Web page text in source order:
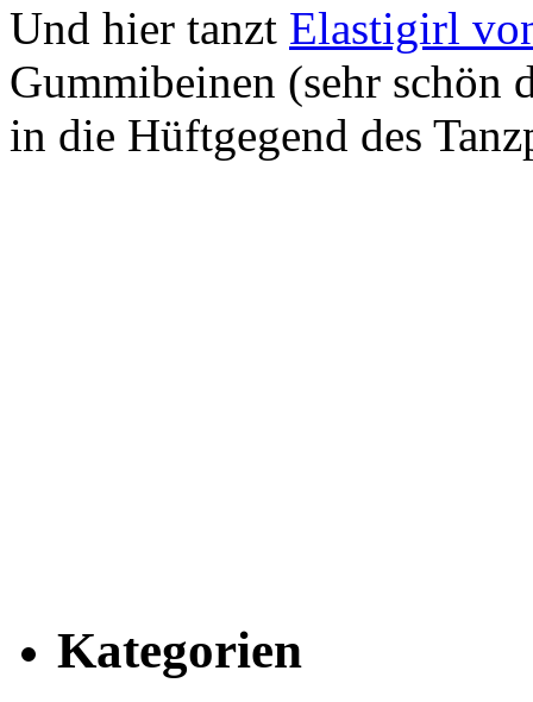
Und hier tanzt Elastigirl
Gummibeinen (sehr schön
in die Hüftgegend des
Kategorien